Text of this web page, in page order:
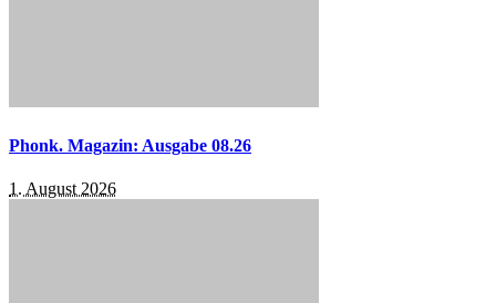
Phonk. Magazin: Ausgabe 08.26
1. August 2026